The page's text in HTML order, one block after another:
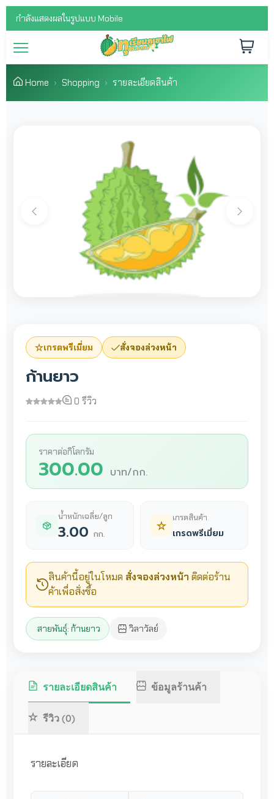
กำลังแสดงผลในรูปแบบ Mobile
Home Shopping รายละเอียดสินค้า
Previous Next
เกรดพรีเมี่ยม สั่งจองล่วงหน้า
ก้านยาว
0 รีวิว
ราคาต่อกิโลกรัม
300.00 บาท/กก.
น้ำหนักเฉลี่ย/ลูก
3.00 กก.
เกรดสินค้า
เกรดพรีเมี่ยม
สินค้านี้อยู่ในโหมด สั่งจองล่วงหน้า ติดต่อร้าน
ค้าเพื่อสั่งซื้อ
สายพันธุ์: ก้านยาว วิลาวัลย์
รายละเอียดสินค้า ข้อมูลร้านค้า
รีวิว (0)
รายละเอียด